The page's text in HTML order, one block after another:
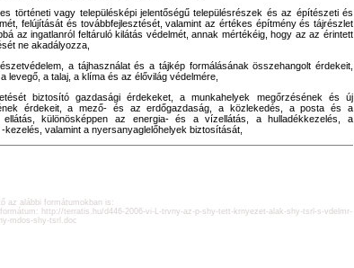
történeti vagy településképi jelentőségű településrészek és az építészeti és
felújítását és továbbfejlesztését, valamint az értékes építmény és tájrészlet
az ingatlanról feltáruló kilátás védelmét, annak mértékéig, hogy az az érintett
ne akadályozza,
a tájhasználat és a tájkép formálásának összehangolt érdekeit,
levegő, a talaj, a klíma és az élővilág védelmére,
biztosító gazdasági érdekeket, a munkahelyek megőrzésének és új
érdekeit, a mező- és az erdőgazdaság, a közlekedés, a posta és a
különösképpen az energia- és a vízellátás, a hulladékkezelés, a
valamint a nyersanyaglelőhelyek biztosítását,
az alábbi formátumokban is:
http://terratis.hu/d446-2006-vi-L-trvny-az-p-shy-tett-krnyezet-alak-shy-tsrl-s-vdelmr-
mdos-shy-tsrl.doc